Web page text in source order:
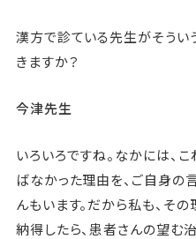
漢方で診ている先生がそうい
きますか？
今津先生
いろいろですね。なかには、
ばなかった理由を、ご自身の
んもいます。だから私も、そ
納得したら、患者さんの望む